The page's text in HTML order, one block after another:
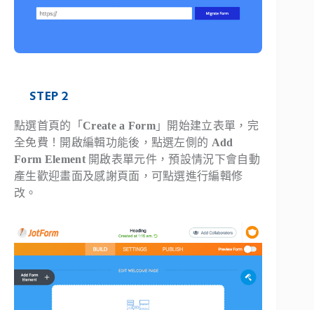
STEP 2
點選首頁的「 Create a Form 」開始建立表單，完
全免費！開啟編輯功能後，點選左側的 Add
Form Element開啟表單元件，預設情況下會自動
產生歡迎畫面及感謝頁面，可點選進行編輯修
改。